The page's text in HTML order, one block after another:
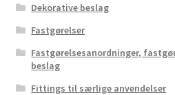
Dekorative beslag
Fastgørelser
Fastgørelsesanordninger,
beslag
Fittings til særlige anvendelser